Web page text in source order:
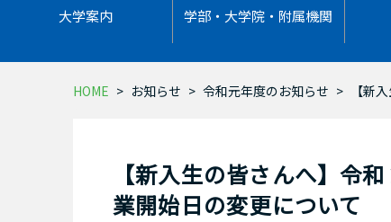
大学案内 学部・大学院・ 附属機関
HOME お知らせ 令和元年度のお知らせ 【新
【新入生の皆さんへ】令
業開始日の変更について